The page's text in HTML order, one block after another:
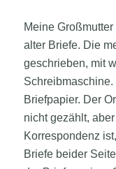
Meine
alter Briefe. Die
geschrieben, mit
Briefpapier. Der
nicht gezählt,
Korrespondenz
Briefe beider